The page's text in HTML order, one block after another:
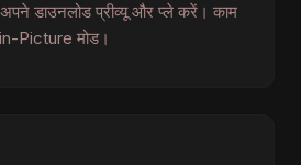
अपने डाउनलोड प्रीव्यू और प्ले करें। काम
Picture मोड।